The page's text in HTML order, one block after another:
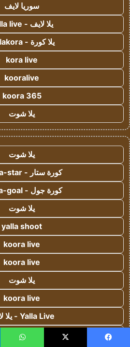
سوريا لايف
يلا لايف - yalla live
يلا كورة - yallakora
kora live
kooralive
koora 365
يلا شوت
يلا شوت
كورة ستار - koora-star
كورة جول - koora-goal
يلا شوت
yalla shoot
koora live
koora live
يلا شوت
koora live
Yalla Live - يلا لايف
كورة اون لاين - koora onl